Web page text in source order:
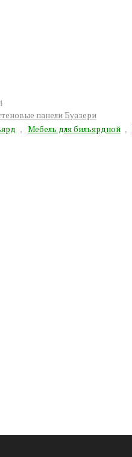
панели Буазери
, Мебель для бильярдной ,